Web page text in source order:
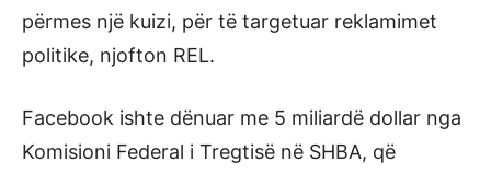
përmes një kuizi, për të targetuar reklamimet
politike, njofton REL.
Facebook ishte dënuar me 5 miliardë dollar nga
Komisioni Federal i Tregtisë në SHBA, që